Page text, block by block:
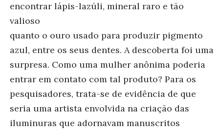
encontrar lápis-lazúli, mineral raro e tão
valioso
quanto o ouro usado para produzir pigmento
azul, entre os seus dentes. A descoberta foi uma
surpresa. Como uma mulher anônima poderia
entrar em contato com tal produto? Para os
pesquisadores, trata-se de evidência de que
seria uma artista envolvida na criação das
iluminuras que adornavam manuscritos